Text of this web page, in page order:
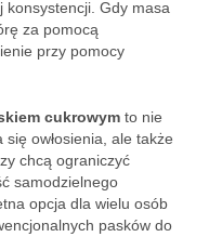
Gdy masa
za pomocą
przy pomocy
cukrowym to nie
owłosienia, ale także
chcą ograniczyć
samodzielnego
opcja dla wielu osób
pasków do